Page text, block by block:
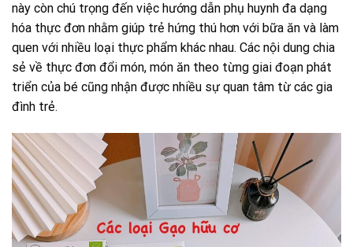
này còn chú trọng đến việc hướng dẫn phụ huynh đa dạng
hóa thực đơn nhằm giúp trẻ hứng thú hơn với bữa ăn và làm
quen với nhiều loại thực phẩm khác nhau. Các nội dung chia
sẻ về thực đơn đổi món, món ăn theo từng giai đoạn phát
triển của bé cũng nhận được nhiều sự quan tâm từ các gia
đình trẻ.